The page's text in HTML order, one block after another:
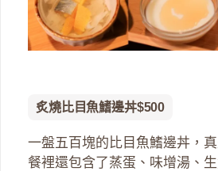
炙燒比目魚鰭邊丼$500
一盤五百塊的比目魚鰭邊丼，
餐裡還包含了蒸蛋、味增湯、